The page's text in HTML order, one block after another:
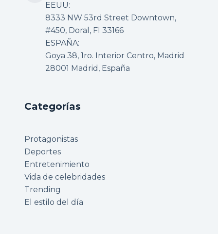
EEUU:
8333 NW 53rd Street Downtown,
#450, Doral, Fl 33166
ESPAÑA:
Goya 38, 1ro. Interior Centro, Madrid
28001 Madrid, España
Categorías
Protagonistas
Deportes
Entretenimiento
Vida de celebridades
Trending
El estilo del día